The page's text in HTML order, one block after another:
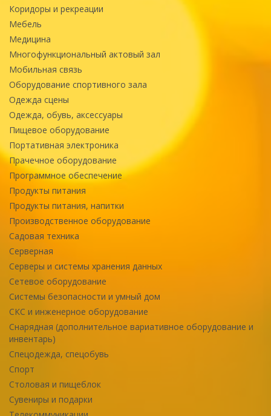
Коридоры и рекреации
Мебель
Медицина
Многофункциональный актовый зал
Мобильная связь
Оборудование спортивного зала
Одежда сцены
Одежда, обувь, аксессуары
Пищевое оборудование
Портативная электроника
Прачечное оборудование
Программное обеспечение
Продукты питания
Продукты питания, напитки
Производственное оборудование
Садовая техника
Серверная
Серверы и системы хранения данных
Сетевое оборудование
Системы безопасности и умный дом
СКС и инженерное оборудование
Снарядная (дополнительное вариативное оборудование и
инвентарь)
Спецодежда, спецобувь
Спорт
Столовая и пищеблок
Сувениры и подарки